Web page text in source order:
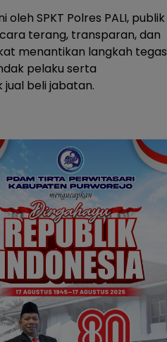
SPKT Polres PALI, publik
terang, transparan, dan
menantikan langkah tegas
pelaku serta
beli jabatan.